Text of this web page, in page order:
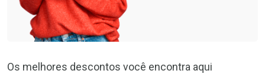
Os melhores descontos você encontra aqui